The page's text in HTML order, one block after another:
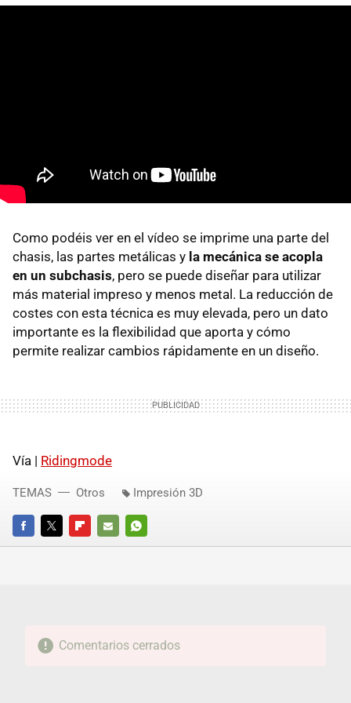
Como podéis ver en el vídeo se imprime una parte del
chasis, las partes metálicas y la mecánica se acopla
en un subchasis, pero se puede diseñar para utilizar
más material impreso y menos metal. La reducción de
costes con esta técnica es muy elevada, pero un dato
importante es la flexibilidad que aporta y cómo
permite realizar cambios rápidamente en un diseño.
Vía | Ridingmode
FACEBOOKTWITTERFLIPBOARD
E-
WHATSAPP
TEMAS Otros Impresión 3D
Comentarios cerrados